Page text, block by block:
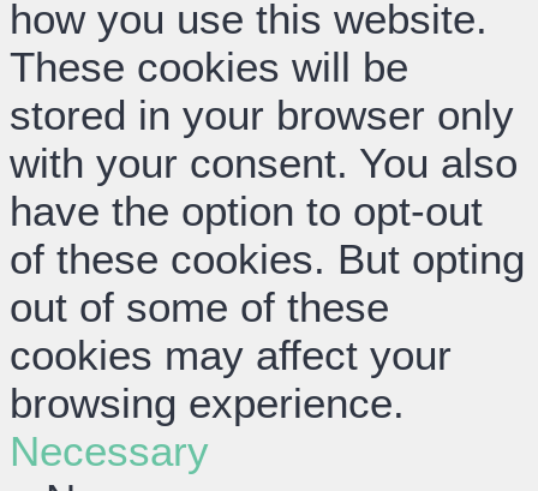
how you use this website.
These cookies will be
stored in your browser only
with your consent. You also
have the option to opt-out
of these cookies. But opting
out of some of these
cookies may affect your
browsing experience.
Necessary